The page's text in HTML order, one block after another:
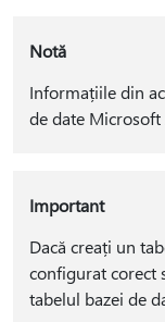
Notă
Informațiile din
de date Microsoft
Important
Dacă creați un
configurat corect
tabelul bazei de